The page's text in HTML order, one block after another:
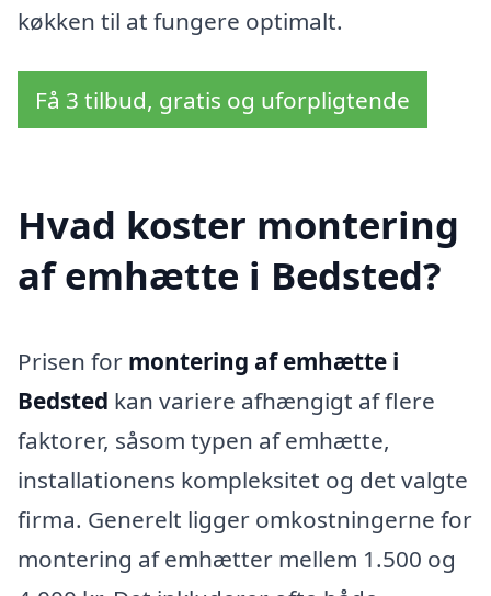
køkken til at fungere optimalt.
Få 3 tilbud, gratis og uforpligtende
Hvad koster montering
af emhætte i Bedsted?
Prisen for montering af emhætte i
Bedsted kan variere afhængigt af flere
faktorer, såsom typen af emhætte,
installationens kompleksitet og det valgte
firma. Generelt ligger omkostningerne for
montering af emhætter mellem 1.500 og